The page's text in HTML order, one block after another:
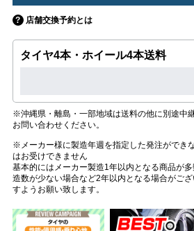
店舗交換予約とは
タイヤ4本・ホイール4本送料
※沖縄県・離島・一部地域は送料の他に別途中
お問い合わせください。
※メーカー様に製造年週を指定した発注ができ
はお受けできません
基本的にはメーカー製造1年以内となる商品が
造数が少ない場合など2年以内となる場合がご
すようお願い致します。